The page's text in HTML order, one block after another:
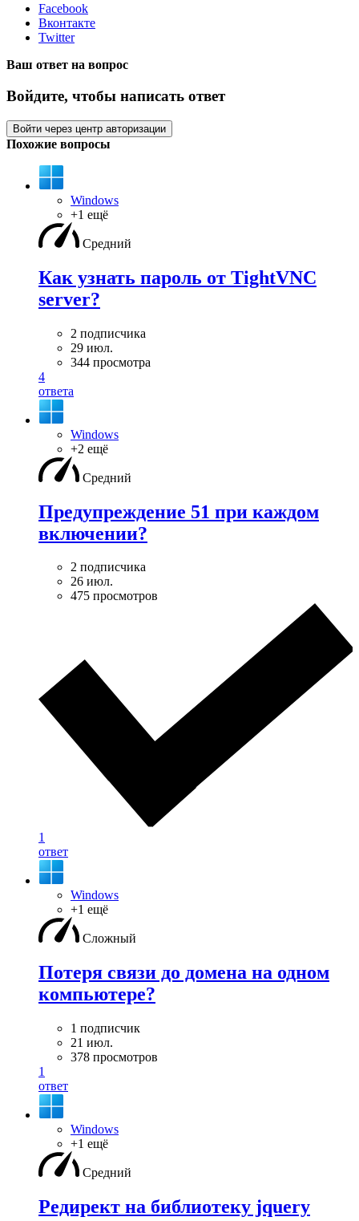
Facebook
Вконтакте
Twitter
Ваш ответ на вопрос
Войдите, чтобы написать ответ
Войти через центр авторизации
Похожие вопросы
Windows
+1 ещё
Средний
Как узнать пароль от TightVNC
server?
2 подписчика
29 июл.
344 просмотра
4
ответа
Windows
+2 ещё
Средний
Предупреждение 51 при каждом
включении?
2 подписчика
26 июл.
475 просмотров
1
ответ
Windows
+1 ещё
Сложный
Потеря связи до домена на одном
компьютере?
1 подписчик
21 июл.
378 просмотров
1
ответ
Windows
+1 ещё
Средний
Редирект на библиотеку jquery